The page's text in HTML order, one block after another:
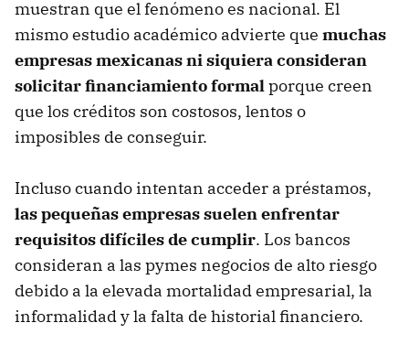
muestran que el fenómeno es nacional. El
mismo estudio académico advierte que muchas
empresas mexicanas ni siquiera consideran
solicitar financiamiento formalporque creen
que los créditos son costosos, lentos o
imposibles de conseguir.
Incluso cuando intentan acceder a préstamos,
las pequeñas empresas suelen enfrentar
requisitos difíciles de cumplir. Los bancos
consideran a las pymes negocios de alto riesgo
debido a la elevada mortalidad empresarial, la
informalidad y la falta de historial financiero.